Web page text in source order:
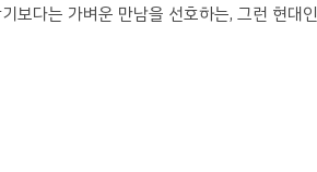
보다는 가벼운 만남을 선호하는, 그런 현대인